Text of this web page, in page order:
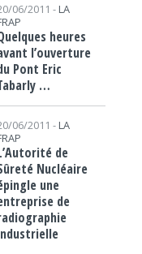
06/2011 - LA
heures
l’ouverture
Pont Eric
…
06/2011 - LA
de
Nucléaire
une
de